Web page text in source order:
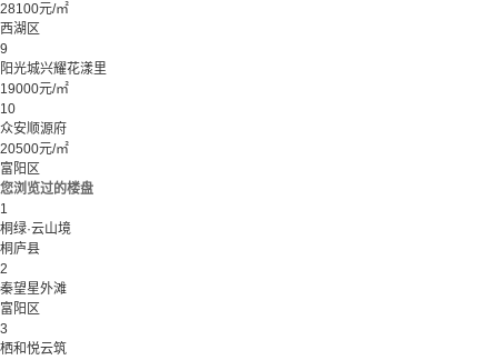
28100元/㎡
西湖区
9
阳光城兴耀花漾里
19000元/㎡
10
众安顺源府
20500元/㎡
富阳区
您浏览过的楼盘
1
桐绿·云山境
桐庐县
2
秦望星外滩
富阳区
3
栖和悦云筑